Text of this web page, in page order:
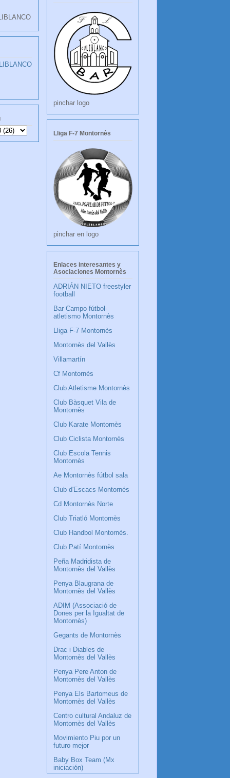
pinchar logo
Lliga F-7 Montornès
pinchar en logo
Enlaces interesantes y
Asociaciones Montornès
ADRIÁN NIETO freestyler
football
Bar Campo fútbol-
atletismo Montornès
Lliga F-7 Montornès
Montornès del Vallès
Villamartín
Cf Montornès
Club Atletisme Montornès
Club Bàsquet Vila de
Montornès
Club Karate Montornès
Club Ciclista Montornès
Club Escola Tennis
Montornès
Ae Montornès fútbol sala
Club d'Escacs Montornés
Cd Montornès Norte
Club Triatló Montornès
Club Handbol Montornès.
Club Patí Montornès
Peña Madridista de
Montornès del Vallès
Penya Blaugrana de
Montornès del Vallès
ADIM (Associació de
Dones per la Igualtat de
Montornès)
Gegants de Montornès
Drac i Diables de
Montornès del Vallès
Penya Pere Anton de
Montornès del Vallès
Penya Els Bartomeus de
Montornès del Vallès
Centro cultural Andaluz de
Montornès del Vallès
Movimiento Piu por un
futuro mejor
Baby Box Team (Mx
iniciación)